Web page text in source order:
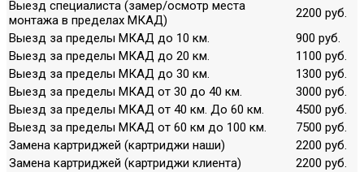
Выезд специалиста (замер/осмотр места
монтажа в пределах МКАД)
2200 руб.
Выезд за пределы МКАД до 10 км.
900 руб.
Выезд за пределы МКАД до 20 км.
1100 руб.
Выезд за пределы МКАД до 30 км.
1300 руб.
Выезд за пределы МКАД от 30 до 40 км.
3000 руб.
Выезд за пределы МКАД от 40 км. До 60 км.
4500 руб.
Выезд за пределы МКАД от 60 км до 100 км.
7500 руб.
Замена картриджей (картриджи наши)
2200 руб.
Замена картриджей (картриджи клиента)
2200 руб.